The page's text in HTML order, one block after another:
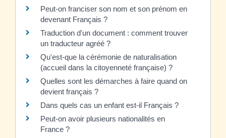
Peut-on franciser son nom et son prénom en
devenant Français ?
Traduction d'un document : comment trouver
un traducteur agréé ?
Qu'est-que la cérémonie de naturalisation
(accueil dans la citoyenneté française) ?
Quelles sont les démarches à faire quand on
devient français ?
Dans quels cas un enfant est-il Français ?
Peut-on avoir plusieurs nationalités en
France ?